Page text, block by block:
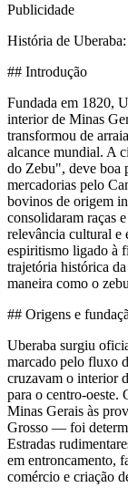
Publicidade
História de
## Introdução
Fundada em 1820,
interior de Minas
transformou de
alcance mundial. A
do Zebu", deve boa
mercadorias pelo
bovinos de origem
consolidaram raças
relevância cultural
espiritismo ligado à
trajetória histórica
maneira como o
## Origens e
Uberaba surgiu
marcado pelo fluxo
cruzavam o interior
para o centro-
Minas Gerais às
Grosso — foi
Estradas
em entroncamento,
comércio e criação